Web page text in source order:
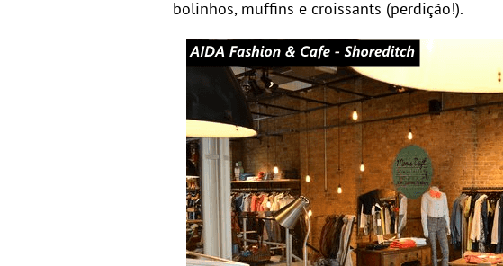
bolinhos, muffins e croissants (perdição!).